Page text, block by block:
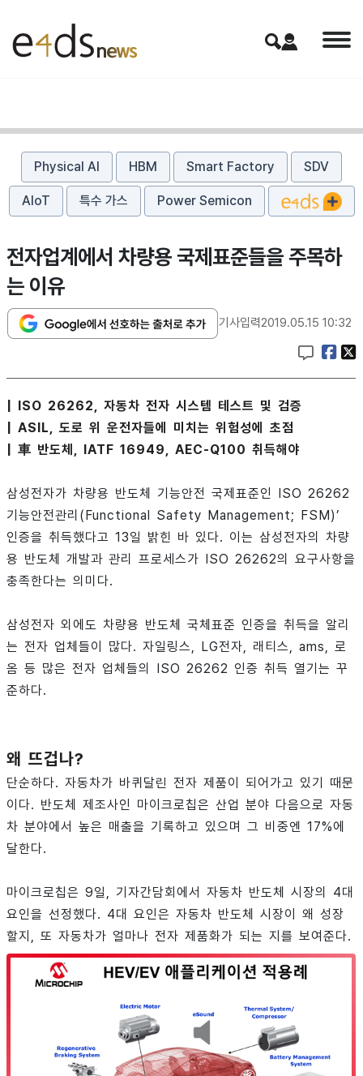
Physical AI HBM Smart Factory SDV
AIoT 특수 가스 Power Semicon
전자업계에서 차량용 국제표준들을 주목하
는 이유
기사입력2019.05.15 10:32
| ISO 26262, 자동차 전자 시스템 테스트 및 검증
| ASIL, 도로 위 운전자들에 미치는 위험성에 초점
| 車 반도체, IATF 16949, AEC-Q100 취득해야
삼성전자가 차량용 반도체 기능안전 국제표준인 ISO 26262
기능안전관리(Functional Safety Management; FSM)’
인증을 취득했다고 13일 밝힌 바 있다. 이는 삼성전자의 차량
용 반도체 개발과 관리 프로세스가 ISO 26262의 요구사항을
충족한다는 의미다.
삼성전자 외에도 차량용 반도체 국체표준 인증을 취득을 알리
는 전자 업체들이 많다. 자일링스, LG전자, 래티스, ams, 로
옴 등 많은 전자 업체들의 ISO 26262 인증 취득 열기는 꾸
준하다.
왜 뜨겁나?
단순하다. 자동차가 바퀴달린 전자 제품이 되어가고 있기 때문
이다. 반도체 제조사인 마이크로칩은 산업 분야 다음으로 자동
차 분야에서 높은 매출을 기록하고 있으며 그 비중엔 17%에
달한다.
마이크로칩은 9일, 기자간담회에서 자동차 반도체 시장의 4대
요인을 선정했다. 4대 요인은 자동차 반도체 시장이 왜 성장
할지, 또 자동차가 얼마나 전자 제품화가 되는 지를 보여준다.